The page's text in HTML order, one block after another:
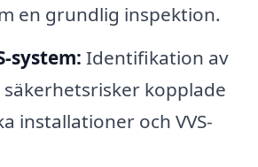
en grundlig inspektion.
system: Identifikation av
kopplade
installationer och VVS-